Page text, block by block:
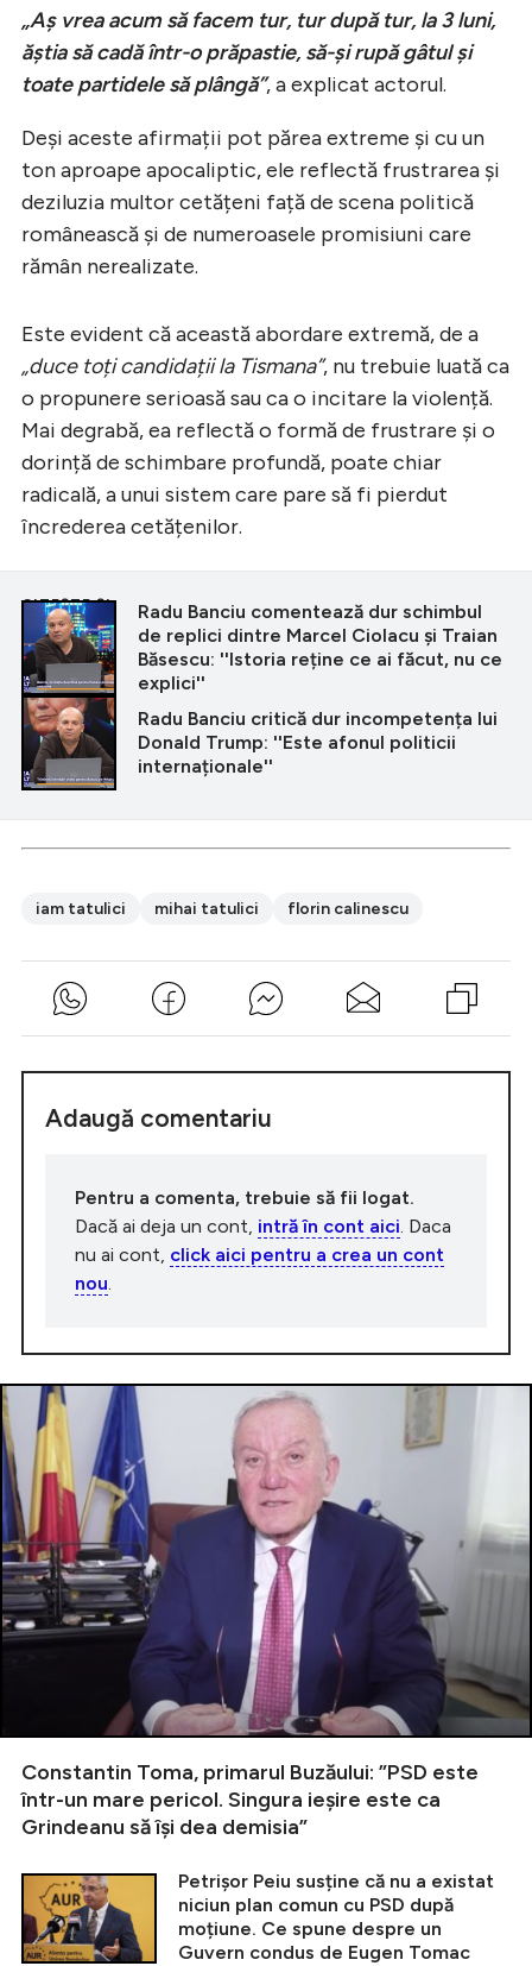
„Aș vrea acum să facem tur, tur după tur, la 3 luni,
ăștia să cadă într-o prăpastie, să-și rupă gâtul și
toate partidele să plângă”, a explicat actorul.
Deși aceste afirmații pot părea extreme și cu un
ton aproape apocaliptic, ele reflectă frustrarea și
deziluzia multor cetățeni față de scena politică
românească și de numeroasele promisiuni care
rămân nerealizate.
Este evident că această abordare extremă, de a
„duce toți candidații la Tismana”, nu trebuie luată ca
o propunere serioasă sau ca o incitare la violență.
Mai degrabă, ea reflectă o formă de frustrare și o
dorință de schimbare profundă, poate chiar
radicală, a unui sistem care pare să fi pierdut
încrederea cetățenilor.
CITEȘTE ȘI
Radu Banciu comentează dur schimbul
de replici dintre Marcel Ciolacu și Traian
Băsescu: ''Istoria reține ce ai făcut, nu ce
explici''
Radu Banciu critică dur incompetența lui
Donald Trump: ''Este afonul politicii
internaționale''
iam tatulici mihai tatulici florin calinescu
Adaugă comentariu
Pentru a comenta, trebuie să fii logat.
Dacă ai deja un cont, intră în cont aici . Daca
nu ai cont, click aici pentru a crea un cont
nou
Constantin Toma, primarul Buzăului: ”PSD este
într-un mare pericol. Singura ieșire este ca
Grindeanu să își dea demisia”
Petrișor Peiu susține că nu a existat
niciun plan comun cu PSD după
moțiune. Ce spune despre un
Guvern condus de Eugen Tomac